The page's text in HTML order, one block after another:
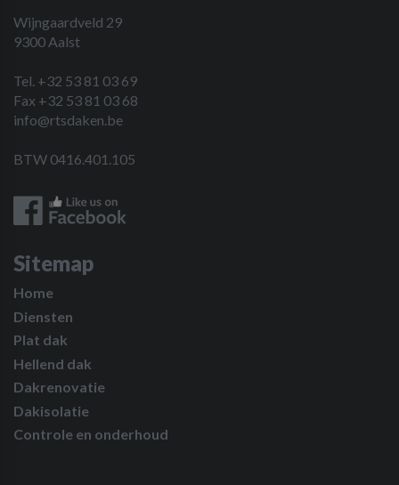
Wijngaardveld 29
9300 Aalst
Tel. +32 53 81 03 69
Fax +32 53 81 03 68
info@rtsdaken.be
BTW 0416.401.105
Sitemap
Home
Diensten
Plat dak
Hellend dak
Dakrenovatie
Dakisolatie
Controle en onderhoud